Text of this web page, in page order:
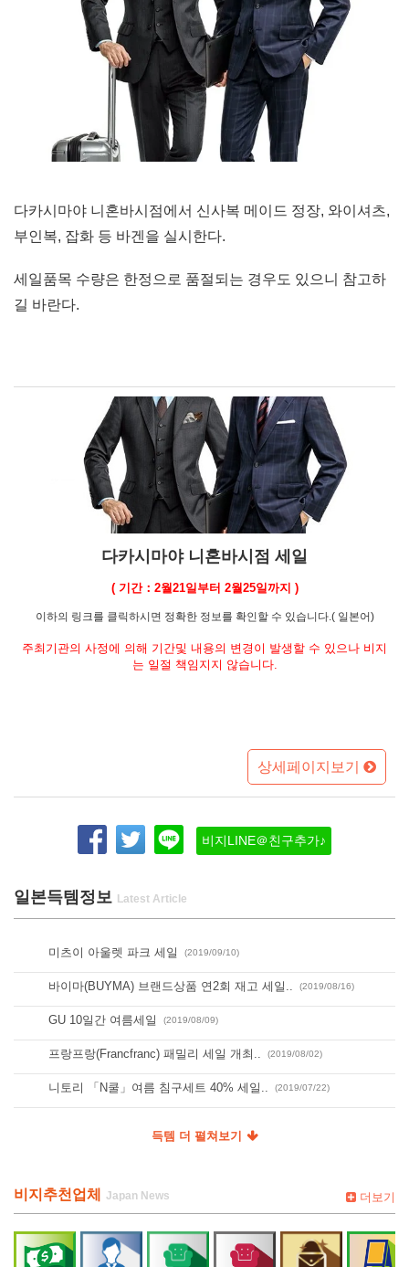
다카시마야 니혼바시점에서 신사복 메이드 정장, 와이셔츠,
부인복, 잡화 등 바겐을 실시한다.
세일품목 수량은 한정으로 품절되는 경우도 있으니 참고하
길 바란다.
다카시마야 니혼바시점 세일
( 기간：2월21일부터 2월25일까지 )
이하의 링크를 클릭하시면 정확한 정보를 확인할 수 있습니다.( 일본어)
상세페이지보기
주최기관의 사정에 의해 기간및 내용의 변경이 발생할 수 있으나 비지
는 일절 책임지지 않습니다.
비지LINE＠친구추가♪
일본득템정보
미츠이 아울렛 파크 세일 (2019/09/10)
바이마(BUYMA) 브랜드상품 연2회 재고 세일.. (2019/08/16)
GU 10일간 여름세일 (2019/08/09)
프랑프랑(Francfranc) 패밀리 세일 개최.. (2019/08/02)
니토리 「N쿨」여름 침구세트 40% 세일.. (2019/07/22)
득템 더 펼쳐보기
비지추천업체 더보기